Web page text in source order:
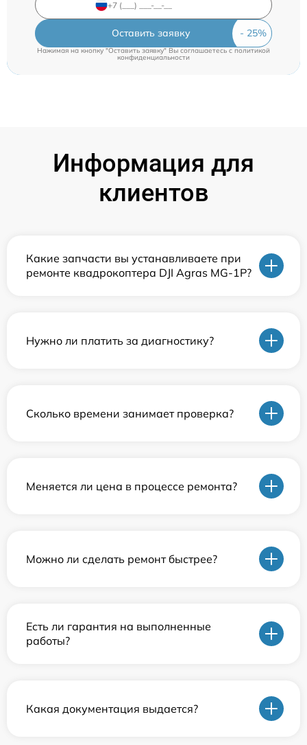
Оставить заявку
Нажимая на кнопку "Оставить заявку" Вы соглашаетесь c политикой
конфиденциальности
Информация для
клиентов
Какие запчасти вы устанавливаете при
ремонте квадрокоптера DJI Agras MG-1P?
Нужно ли платить за диагностику?
Сколько времени занимает проверка?
Меняется ли цена в процессе ремонта?
Можно ли сделать ремонт быстрее?
Есть ли гарантия на выполненные
работы?
Какая документация выдается?